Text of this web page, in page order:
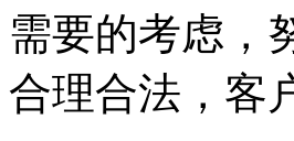
需要的考虑，
合理合法，客